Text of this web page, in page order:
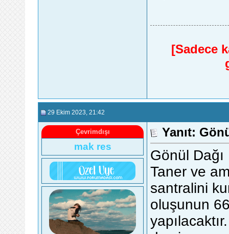
[Sadece
29 Ekim 2023 , 21:42
Çevrimdışı
mak res
Yanıt:
Gönül
Taner ve
santralini
oluşunun